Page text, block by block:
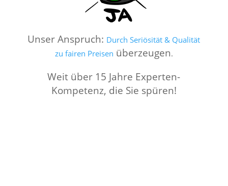
Unser Anspruch: Durch Seriösität & Qualität
zu fairen Preisen überzeugen.
Weit über 15 Jahre Experten-
Kompetenz, die Sie spüren!